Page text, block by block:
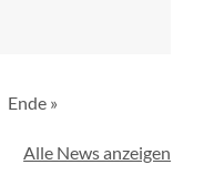
Letzte
Ende »
Alle News anzeigen